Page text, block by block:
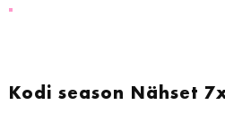
Kodi season Nähset
Anfang